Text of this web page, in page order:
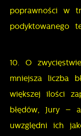
poprawności w
podyktowanego
10. O
mniejsza liczba
większej ilości
błędów, Jury –
uwzględni ich